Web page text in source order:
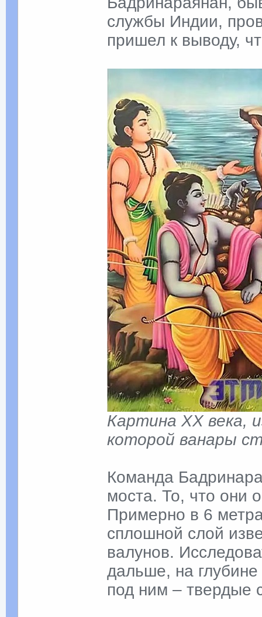
службы Индии,
пришел к выводу,
Картина XX века,
которой ванары
Команда
моста. То, что они
Примерно в 6
сплошной слой
валунов.
дальше, на
под ним – твердые